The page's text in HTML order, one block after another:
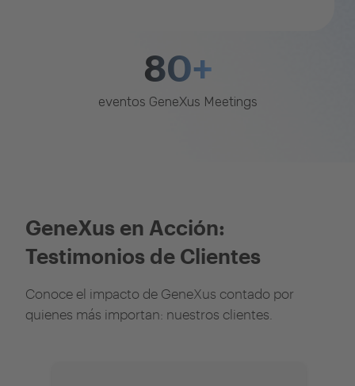
80+
eventos GeneXus Meetings
GeneXus en Acción:
Testimonios de Clientes
Conoce el impacto de GeneXus contado por
quienes más importan: nuestros clientes.